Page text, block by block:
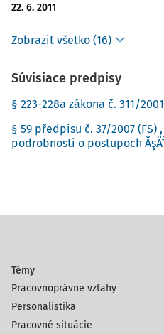
22. 6. 2011
Zobraziť všetko (16)
Súvisiace predpisy
§ 223-228a zákona č. 311/
§ 59 předpisu č. 37/2007 (FS)
podrobnosti o postupoch
Témy
Pracovnoprávne vzťahy
Personalistika
Pracovné situácie